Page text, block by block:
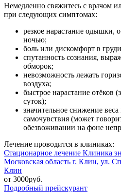
Немедленно свяжитесь с врачом
при следующих симптомах:
резкое нарастание одышки,
ночью;
боль или дискомфорт в
спутанность сознания,
обморок;
невозможность лежать
воздуха;
быстрое нарастание отёков
суток);
значительное снижение
самочувствия (может
обезвоживании на фоне
Лечение проводится в клиниках:
Стационарное лечение Клиника
Московская область г. Клин, ул.
Клин
от 3000руб.
Подробный прейскурант